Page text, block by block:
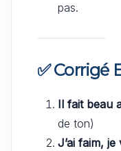
pas.
✅ Corrigé
Il fait beau
de ton)
J’ai faim,